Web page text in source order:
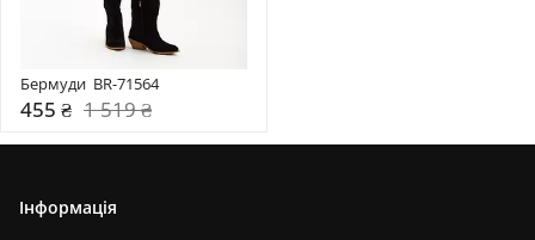
Бермуди  BR-71564
455 ₴ 1 519 ₴
Інформація